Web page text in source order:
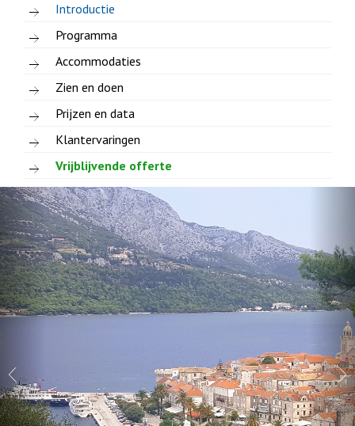
Introductie
Programma
Accommodaties
Zien en doen
Prijzen en data
Klantervaringen
Vrijblijvende offerte